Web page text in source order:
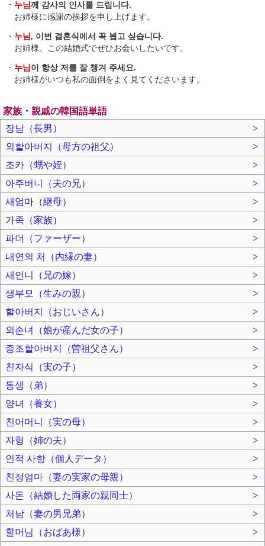
・ 누님께 감사의 인사를 드립니다.
お姉様に感謝の挨拶を申し上げます。
・ 누님, 이번 결혼식에서 꼭 뵙고 싶습니다.
お姉様、この結婚式でぜひお会いしたいです。
・ 누님 이 항상 저를 잘 챙겨 주세요.
お姉様がいつも私の面倒をよく見てくださいます。
家族・親戚の韓国語単語
장남（長男）
>
외할아버지（母方の祖父）
>
조카（甥や姪）
>
아주버니（夫の兄）
>
새엄마（継母）
>
가족（家族）
>
파더（ファーザー）
>
내연의 처（内縁の妻）
>
새언니（兄の嫁）
>
생부모（生みの親）
>
할아버지（おじいさん）
>
외손녀（娘が産んだ女の子）
>
증조할아버지（曽祖父さん）
>
친자식（実の子）
>
동생（弟）
>
양녀（養女）
>
친어머니（実の母）
>
자형（姉の夫）
>
인적 사항（個人データ）
>
친정엄마（妻の実家の母親）
>
사돈（結婚した両家の親同士）
>
처남（妻の男兄弟）
>
할머님（おばあ様）
>